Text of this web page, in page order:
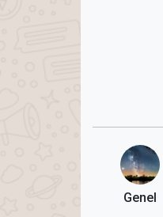
Genel